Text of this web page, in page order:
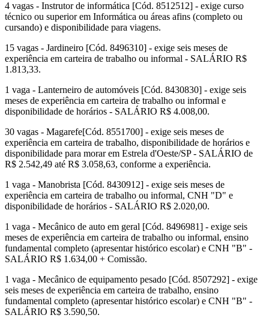
4 vagas - Instrutor de informática [Cód. 8512512] - exige curso
técnico ou superior em Informática ou áreas afins (completo ou
cursando) e disponibilidade para viagens.
15 vagas - Jardineiro [Cód. 8496310] - exige seis meses de
experiência em carteira de trabalho ou informal - SALÁRIO R$
1.813,33.
1 vaga - Lanterneiro de automóveis [Cód. 8430830] - exige seis
meses de experiência em carteira de trabalho ou informal e
disponibilidade de horários - SALÁRIO R$ 4.008,00.
30 vagas - Magarefe[Cód. 8551700] - exige seis meses de
experiência em carteira de trabalho, disponibilidade de horários e
disponibilidade para morar em Estrela d'Oeste/SP - SALÁRIO de
R$ 2.542,49 até R$ 3.058,63, conforme a experiência.
1 vaga - Manobrista [Cód. 8430912] - exige seis meses de
experiência em carteira de trabalho ou informal, CNH "D" e
disponibilidade de horários - SALÁRIO R$ 2.020,00.
1 vaga - Mecânico de auto em geral [Cód. 8496981] - exige seis
meses de experiência em carteira de trabalho ou informal, ensino
fundamental completo (apresentar histórico escolar) e CNH "B" -
SALÁRIO R$ 1.634,00 + Comissão.
1 vaga - Mecânico de equipamento pesado [Cód. 8507292] - exige
seis meses de experiência em carteira de trabalho, ensino
fundamental completo (apresentar histórico escolar) e CNH "B" -
SALÁRIO R$ 3.590,50.